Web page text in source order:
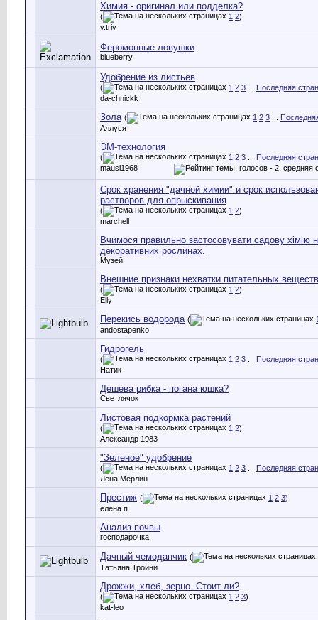
Химия - оригинал или подделка?
( 1 2)
v.triv
Феромонные ловушки
blueberry
Удобрение из листьев
( 1 2 3
Последняя
da-chnickk
Зола ( 1 2 3
Аллуся
ЭМ-технология
( 1 2 3
Последняя
mausi1968
Срок хранения "дачной химии" и срок
растворов для опрыскивания
( 1 2)
marchell
Вчимося правильно застосовувати садову хімію
декоративних рослинах.
Музей
Внешние признаки нехватки питательных веществ
( 1 2)
Elly
Перекись водорода (
andostapenko
Гидрогель
( 1 2 3
Последняя
Натик
Дешева рибка - погана юшка?
Светлячок
Листовая подкормка растений
( 1 2)
Александр 1983
"Зеленое" удобрение
( 1 2 3
Последняя
Лена Мерлин
Престиж ( 1 2 3)
елена.п
Анализ почвы
господарочка
Дачный чемоданчик (
Татьяна Тройни
Дрожжи, хлеб, зерно. Стоит ли?
( 1 2 3)
kat-leo